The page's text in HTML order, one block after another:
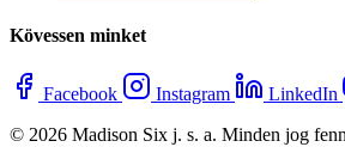
Kövessen minket
Facebook Instagram LinkedIn
© 2026 Madison Six j. s. a. Minden jog